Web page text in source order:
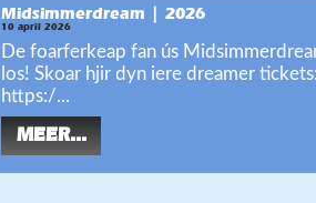
Midsimmerdream | 2026
10 april 2026
De foarferkeap fan ús
los! Skoar hjir dyn iere dreamer
https:/...
MEER...